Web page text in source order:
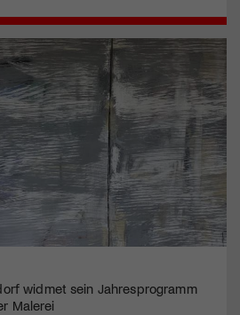
widmet sein Jahresprogramm
Malerei